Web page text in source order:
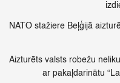
NATO stažiere Beļģijā
Aizturēts valsts robežu
ar pakaļdarinātu